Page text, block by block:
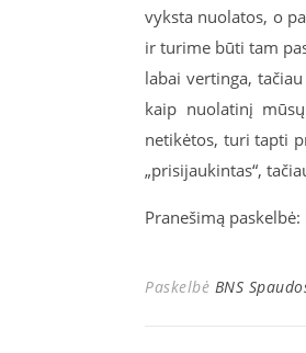
vyksta nuolatos, o
ir turime būti tam
labai vertinga,
kaip nuolatinį
netikėtos, turi tapti
„prisijaukintas“,
Pranešimą
Paskelbė BNS